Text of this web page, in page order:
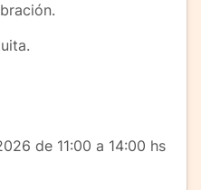
de 11:00 a 14:00 hs